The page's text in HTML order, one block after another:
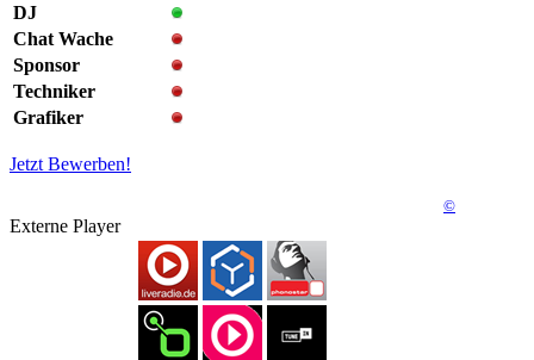
DJ
Chat Wache
Sponsor
Techniker
Grafiker
Jetzt Bewerben!
©
Externe Player